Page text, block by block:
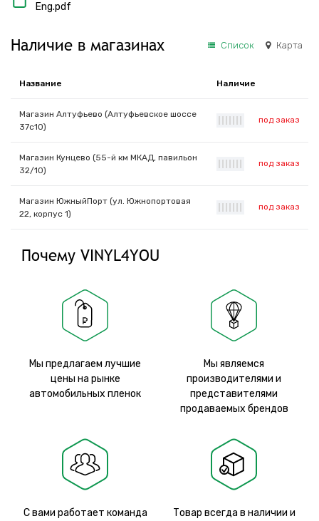
Eng.pdf
Наличие в магазинах Список Карта
Название Наличие
Магазин Алтуфьево (Алтуфьевское шоссе
37с10)
под заказ
Магазин Кунцево (55-й км МКАД, павильон
32/10)
под заказ
Магазин ЮжныйПорт (ул. Южнопортовая
22, корпус 1)
под заказ
Почему VINYL4YOU
Мы предлагаем лучшие
цены на рынке
автомобильных пленок
Мы являемся
производителями и
представителями
продаваемых брендов
С вами работает команда
Товар всегда в наличии и